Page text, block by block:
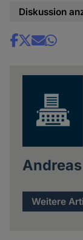
Diskussion
Share
Weitere